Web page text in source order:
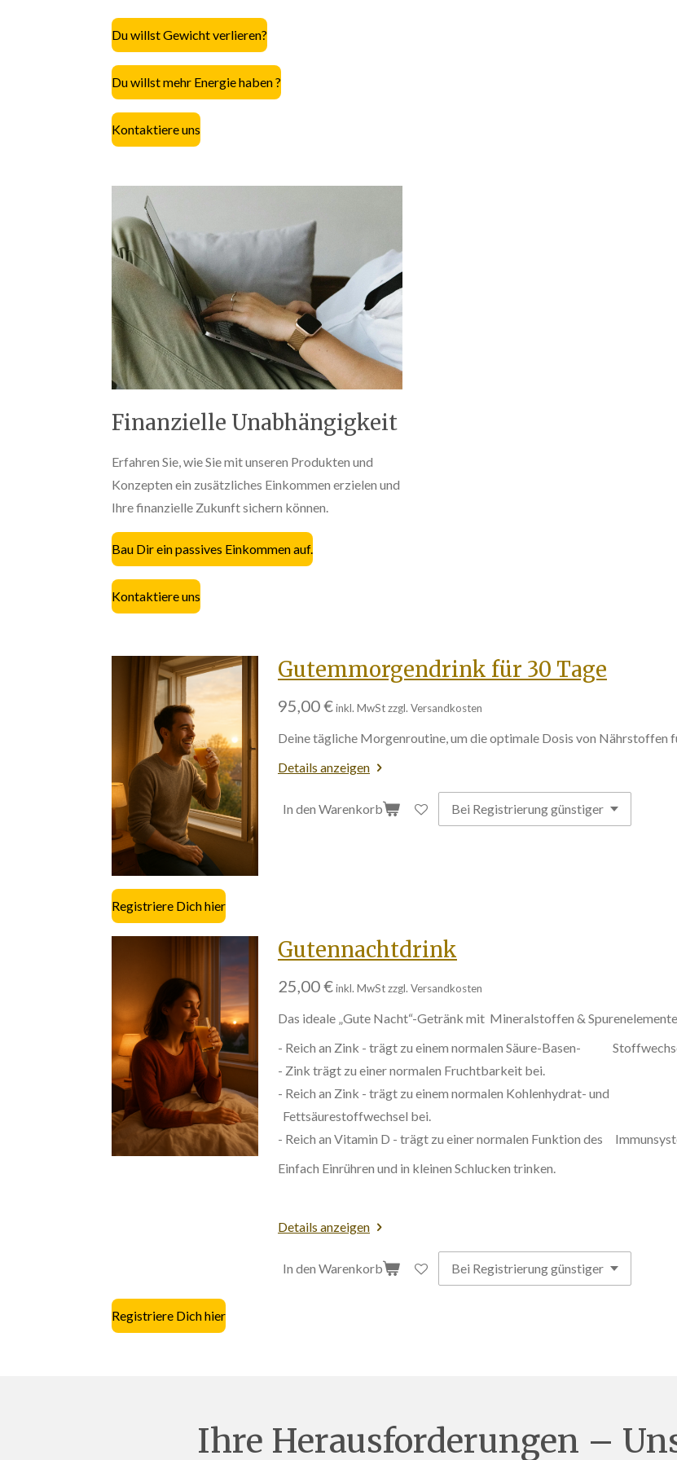
Du willst Gewicht verlieren?
Du willst mehr Energie haben ?
Kontaktiere uns
Finanzielle Unabhängigkeit
Erfahren Sie, wie Sie mit unseren Produkten und
Konzepten ein zusätzliches Einkommen erzielen und
Ihre finanzielle Zukunft sichern können.
Bau Dir ein passives Einkommen auf.
Kontaktiere uns
Gutemmorgendrink für 30 Tage
95,00 €inkl. MwSt zzgl. Versandkosten
Deine tägliche Morgenroutine, um die optimale Dosis von Nährstoffen
Details anzeigen
In den Warenkorb
Registriere Dich hier
Gutennachtdrink
25,00 €inkl. MwSt zzgl. Versandkosten
Das ideale „Gute Nacht“-Getränk mit Mineralstoffen &
- Reich an Zink - trägt zu einem normalen Säure-Basen-
- Zink trägt zu einer normalen Fruchtbarkeit bei.
- Reich an Zink - trägt zu einem normalen Kohlenhydrat- und
Fettsäurestoffwechsel bei.
- Reich an Vitamin D - trägt zu einer normalen Funktion des
Einfach Einrühren und in kleinen Schlucken trinken.
Details anzeigen
In den Warenkorb
Registriere Dich hier
Ihre Herausforderungen –